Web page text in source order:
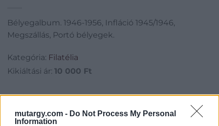
mutargy.com - Do Not Process My Personal
Information
1945/1946, Megszállás,
Portó bélyegek.
Bélyegalbum. 1946-1956, Infláció 1945/1946,
Megszállás, Portó bélyegek.
Kategória: Filatélia
Kikiáltási ár: 10 000 Ft
Aukció adatai
Aukció neve:111. árverés